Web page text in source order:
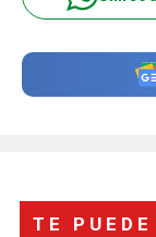
TE